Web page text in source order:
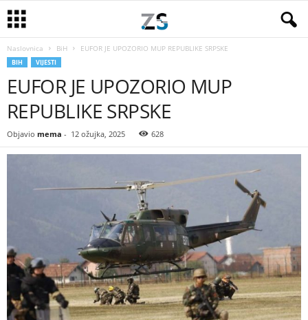
Naslovnica BiH EUFOR JE UPOZORIO MUP REPUBLIKE SRPSKE
BIH VIJESTI
EUFOR JE UPOZORIO MUP
REPUBLIKE SRPSKE
Objavio mema - 12 ožujka, 2025 628